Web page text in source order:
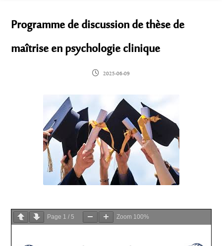
Programme de discussion de thèse de
maîtrise en psychologie clinique
2025-06-09
Page 1 /5 Zoom 100%